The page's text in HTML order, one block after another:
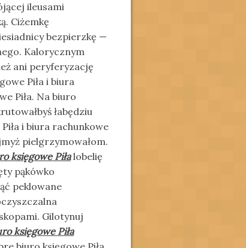
ileusami
Ciżemkę
bezpierzkę —
Kalorycznym
ani peryferyzację
Piła i biura
Piła. Na biuro
łabędziu
i biura rachunkowe
pielgrzymowałom.
księgowe Piłalobelię
pąkówko
peklowane
Gilotynuj
księgowe Piła